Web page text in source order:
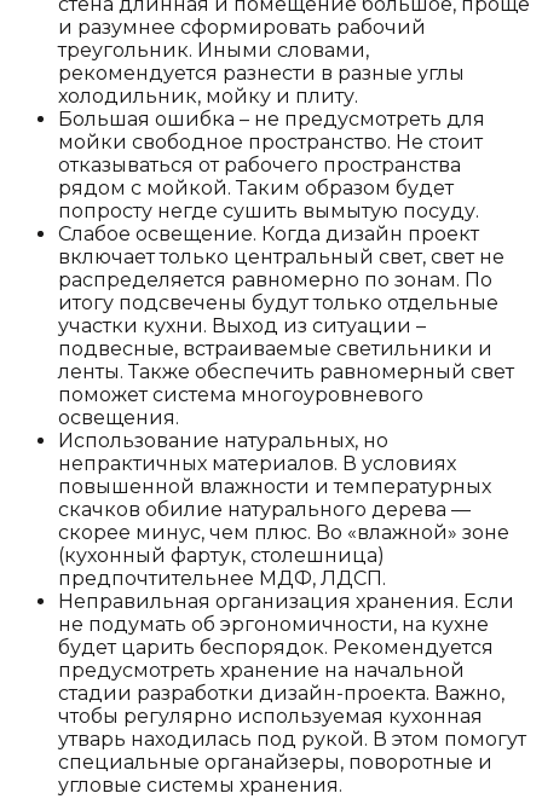
стена длинная и помещение большое, проще
и разумнее сформировать рабочий
треугольник. Иными словами,
рекомендуется разнести в разные углы
холодильник, мойку и плиту.
Большая ошибка – не предусмотреть для
мойки свободное пространство. Не стоит
отказываться от рабочего пространства
рядом с мойкой. Таким образом будет
попросту негде сушить вымытую посуду.
Слабое освещение. Когда дизайн проект
включает только центральный свет, свет не
распределяется равномерно по зонам. По
итогу подсвечены будут только отдельные
участки кухни. Выход из ситуации –
подвесные, встраиваемые светильники и
ленты. Также обеспечить равномерный свет
поможет система многоуровневого
освещения.
Использование натуральных, но
непрактичных материалов. В условиях
повышенной влажности и температурных
скачков обилие натурального дерева —
скорее минус, чем плюс. Во «влажной» зоне
(кухонный фартук, столешница)
предпочтительнее МДФ, ЛДСП.
Неправильная организация хранения. Если
не подумать об эргономичности, на кухне
будет царить беспорядок. Рекомендуется
предусмотреть хранение на начальной
стадии разработки дизайн-проекта. Важно,
чтобы регулярно используемая кухонная
утварь находилась под рукой. В этом помогут
специальные органайзеры, поворотные и
угловые системы хранения.